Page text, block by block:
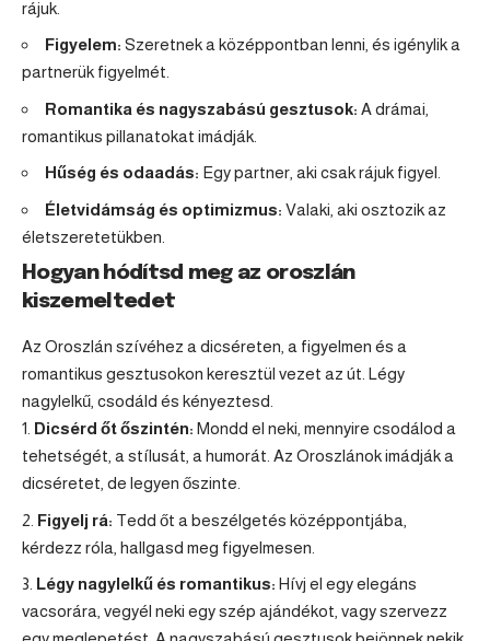
rájuk.
Figyelem: Szeretnek a középpontban lenni, és igénylik a
partnerük figyelmét.
Romantika és nagyszabású gesztusok: A drámai,
romantikus pillanatokat imádják.
Hűség és odaadás: Egy partner, aki csak rájuk figyel.
Életvidámság és optimizmus: Valaki, aki osztozik az
életszeretetükben.
Hogyan hódítsd meg az oroszlán
kiszemeltedet
Az Oroszlán szívéhez a dicséreten, a figyelmen és a
romantikus gesztusokon keresztül vezet az út. Légy
nagylelkű, csodáld és kényeztesd.
Dicsérd őt őszintén: Mondd el neki, mennyire csodálod a
tehetségét, a stílusát, a humorát. Az Oroszlánok imádják a
dicséretet, de legyen őszinte.
Figyelj rá: Tedd őt a beszélgetés középpontjába,
kérdezz róla, hallgasd meg figyelmesen.
Légy nagylelkű és romantikus: Hívj el egy elegáns
vacsorára, vegyél neki egy szép ajándékot, vagy szervezz